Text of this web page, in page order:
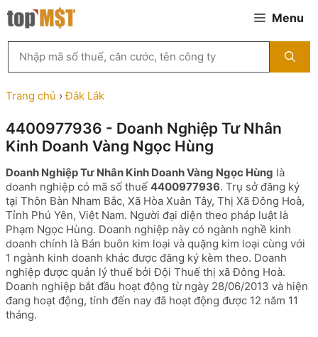
Chuyển
đến
Menu
kiếm
MST
theo
tên
ty,
người
diện
hoặc
mã
số
thuế
...
Trang chủ ›Đắk Lắk
4400977936 - Doanh Nghiệp Tư Nhân
Kinh Doanh Vàng Ngọc Hùng
Doanh Nghiệp Tư Nhân Kinh Doanh Vàng Ngọc Hùng là
doanh nghiệp có mã số thuế 4400977936. Trụ sở đăng ký
tại Thôn Bàn Nham Bắc, Xã Hòa Xuân Tây, Thị Xã Đông Hoà,
Tỉnh Phú Yên, Việt Nam. Người đại diện theo pháp luật là
Phạm Ngọc Hùng. Doanh nghiệp này có ngành nghề kinh
doanh chính là Bán buôn kim loại và quặng kim loại cùng với
1 ngành kinh doanh khác được đăng ký kèm theo. Doanh
nghiệp được quản lý thuế bởi Đội Thuế thị xã Đông Hoà.
Doanh nghiệp bắt đầu hoạt động từ ngày 28/06/2013 và hiện
đang hoạt động, tính đến nay đã hoạt động được 12 năm 11
tháng.